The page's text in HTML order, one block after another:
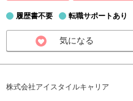
履歴書不要 転職サポートあり
気になる
株式会社アイスタイルキャリア